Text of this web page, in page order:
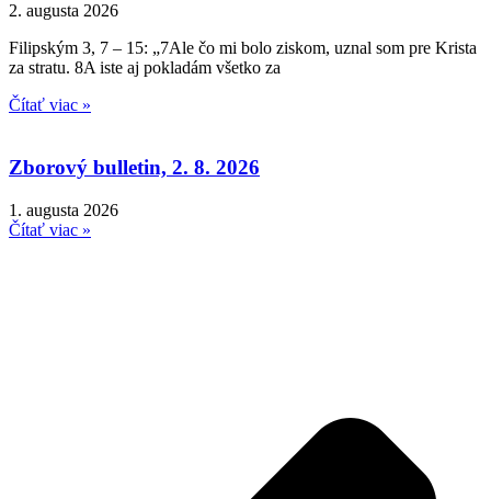
2. augusta 2026
Filipským 3, 7 – 15: „7Ale čo mi bolo ziskom, uznal som pre Krista
za stratu. 8A iste aj pokladám všetko za
Čítať viac »
Zborový bulletin, 2. 8. 2026
1. augusta 2026
Čítať viac »